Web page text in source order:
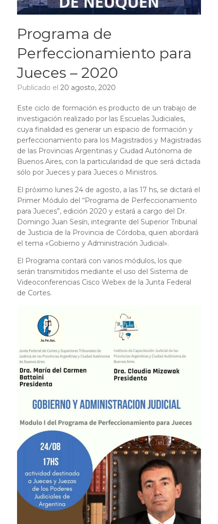
Programa de
Perfeccionamiento para
Jueces – 2020
Publicado el 20 agosto, 2020
Este ciclo de formación es producto de un trabajo de
investigación realizado por las Escuelas Judiciales,
cuya finalidad es generar un espacio de formación y
perfeccionamiento para los Magistrados y Magistradas
de las Provincias Argentinas y Ciudad Autónoma de
Buenos Aires, con la particularidad de que será dictada
sólo por Jueces y para Jueces o Ministros.
El próximo lunes 24 de agosto, a las 17 hs, se dictará el
Primer Módulo del “Programa de Perfeccionamiento
para Jueces”, edición 2020 y estará a cargo del Dr.
Domingo Juan Sesín, integrante del Superior Tribunal
de Justicia de la Provincia de Córdoba, quien abordará
el tema «Gobierno y Administración Judicial».
El Programa contará con varios módulos, los que
serán transmitidos mediante el uso del Sistema de
Videoconferencias Cisco Webex de la Junta Federal
de Cortes.